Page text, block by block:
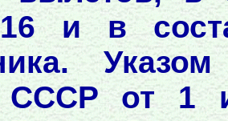
и в
СССР от 1